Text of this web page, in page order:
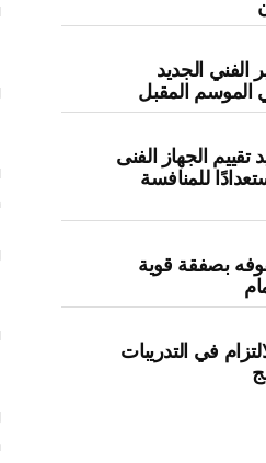
الجديد
الموسم المقبل
تقييم الجهاز الفنى
للمنافسة
بصفقة قوية
في التدريبات